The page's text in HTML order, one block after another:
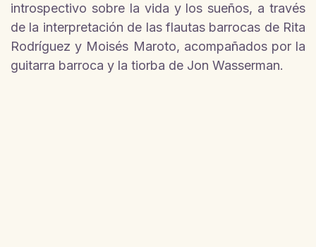
introspectivo sobre la vida y los sueños, a través
de la interpretación de las flautas barrocas de Rita
Rodríguez y Moisés Maroto, acompañados por la
guitarra barroca y la tiorba de Jon Wasserman.